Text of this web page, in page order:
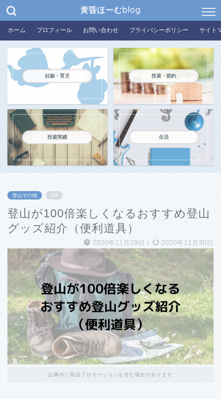
黄昏ほーむblog
ホーム プロフィール お問い合わせ プライバシーポリシー サイト
妊娠・育児 投資・節約
投資実績 生活
登山その他 PR
登山が100倍楽しくなるおすすめ登山
グッズ紹介（便利道具）
2020年11月29日 / 2020年11月30日
記事内に商品プロモーションを含む場合があります